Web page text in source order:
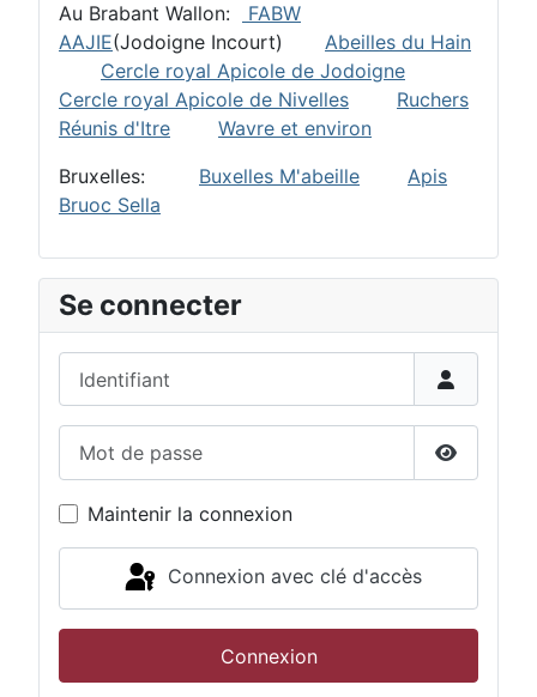
Au Brabant Wallon:
FABW
AAJIE(Jodoigne Incourt) Abeilles du Hain
Cercle royal Apicole de Jodoigne
Cercle royal Apicole de Nivelles
Ruchers
Réunis d'Itre
Wavre et environ
Bruxelles: Buxelles M'abeille
Apis
Bruoc Sella
Se connecter
Afficher
Maintenir la connexion
Connexion avec clé d'accès
Connexion